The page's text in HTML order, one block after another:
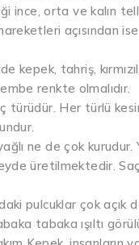
ince, orta ve kalın
açısından
kepek, tahriş,
renkte olmalıdır.
türüdür. Her türlü
ne de çok kurudur.
üretilmektedir.
pulcuklar çok açık
tabaka ışıltı